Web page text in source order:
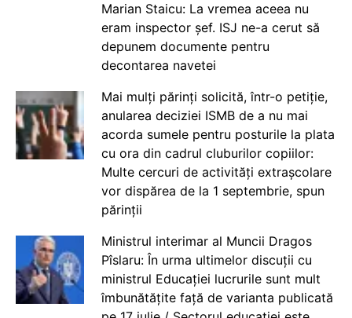
Marian Staicu: La vremea aceea nu
eram inspector șef. ISJ ne-a cerut să
depunem documente pentru
decontarea navetei
Mai mulți părinți solicită, într-o petiție,
anularea deciziei ISMB de a nu mai
acorda sumele pentru posturile la plata
cu ora din cadrul cluburilor copiilor:
Multe cercuri de activități extrașcolare
vor dispărea de la 1 septembrie, spun
părinții
Ministrul interimar al Muncii Dragos
Pîslaru: În urma ultimelor discuții cu
ministrul Educației lucrurile sunt mult
îmbunătățite față de varianta publicată